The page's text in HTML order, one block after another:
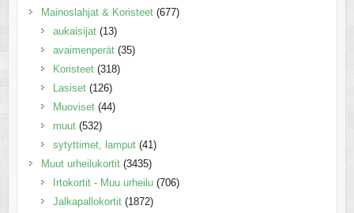
Mainoslahjat & Koristeet (677)
aukaisijat (13)
avaimenperät (35)
Koristeet (318)
Lasiset (126)
Muoviset (44)
muut (532)
sytyttimet, lamput (41)
Muut urheilukortit (3435)
Irtokortit - Muu urheilu (706)
Jalkapallokortit (1872)